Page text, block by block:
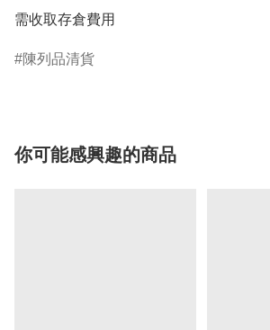
陳列品清貨
你可能感興趣的商品